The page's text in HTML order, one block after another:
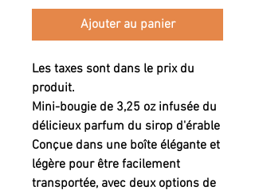
Ajouter au panier
Les taxes sont dans le prix du
produit.
Mini-bougie de 3,25 oz infusée du
délicieux parfum du sirop d'érable
Conçue dans une boîte élégante et
légère pour être facilement
transportée, avec deux options de